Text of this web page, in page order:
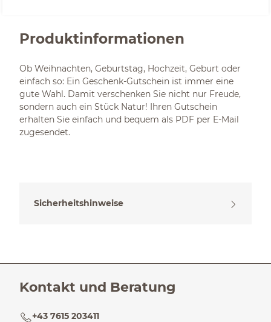
Produktinformationen
Ob Weihnachten, Geburtstag, Hochzeit, Geburt oder
einfach so: Ein Geschenk-Gutschein ist immer eine
gute Wahl. Damit verschenken Sie nicht nur Freude,
sondern auch ein Stück Natur! Ihren Gutschein
erhalten Sie einfach und bequem als PDF per E-Mail
zugesendet.
Sicherheitshinweise
Kontakt und Beratung
+43 7615 203411